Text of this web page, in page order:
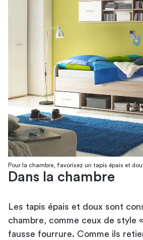
Pour la chambre, favorisez un tapis épais et
Dans la chambre
Les tapis épais et doux sont
chambre, comme ceux de style
fausse fourrure. Comme ils